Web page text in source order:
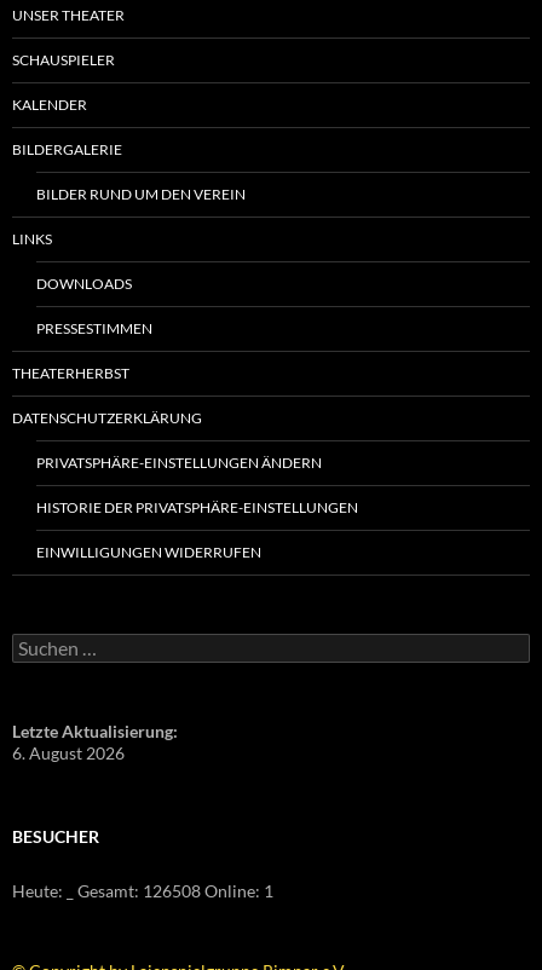
UNSER THEATER
SCHAUSPIELER
KALENDER
BILDERGALERIE
BILDER RUND UM DEN VEREIN
LINKS
DOWNLOADS
PRESSESTIMMEN
THEATERHERBST
DATENSCHUTZERKLÄRUNG
PRIVATSPHÄRE-EINSTELLUNGEN ÄNDERN
HISTORIE DER PRIVATSPHÄRE-EINSTELLUNGEN
EINWILLIGUNGEN WIDERRUFEN
Suchen
nach:
Letzte Aktualisierung:
6. August 2026
BESUCHER
Heute: Gesamt: 126508Online: 1